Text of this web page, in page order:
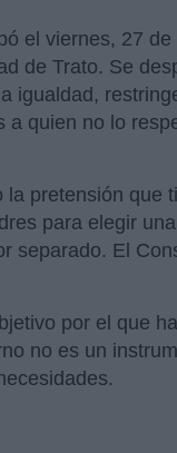
el viernes, 27
de Trato. Se
igualdad,
quien no lo
pretensión que
para elegir
separado. El
por el que
no es un